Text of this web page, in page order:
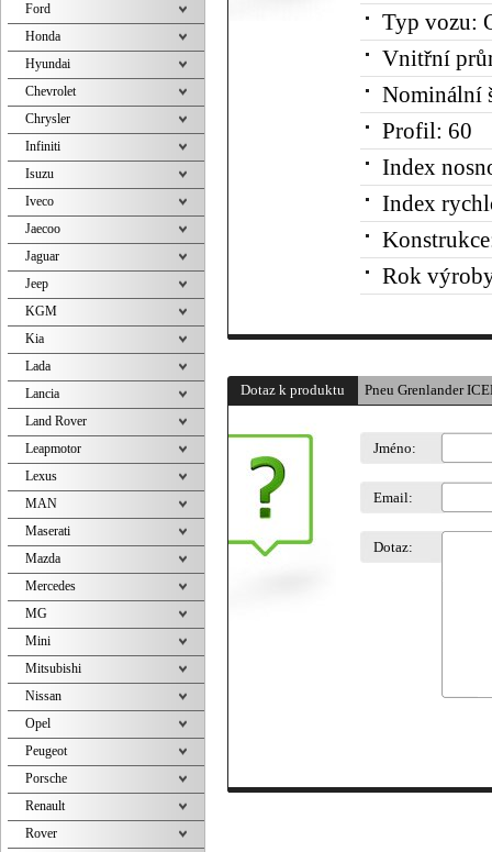
Typ vozu:
Vnitřní
Nominální
Profil: 60
Index
Index
Rok
Dotaz k produktu Pneu Grenlander
Jméno:
Email:
Dotaz:
Ford
Honda
Hyundai
Chevrolet
Chrysler
Infiniti
Isuzu
Iveco
Jaecoo
Jaguar
Jeep
KGM
Kia
Lada
Lancia
Land Rover
Leapmotor
Lexus
MAN
Maserati
Mazda
Mercedes
MG
Mini
Mitsubishi
Nissan
Opel
Peugeot
Porsche
Renault
Rover